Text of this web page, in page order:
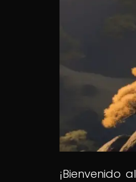
¡Bienvenido al